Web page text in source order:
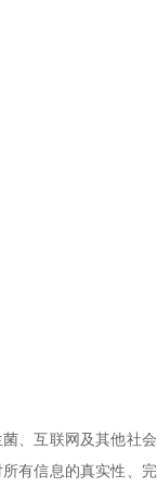
、互联网及其他社
有信息的真实性、